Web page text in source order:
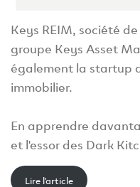
Keys REIM, société
groupe Keys Asset
également la startup
immobilier.
En apprendre
et l'essor des Dark
Lire l'article